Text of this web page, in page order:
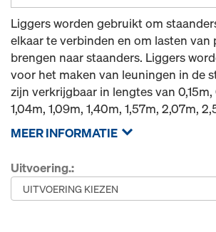
Liggers worden gebruikt om
elkaar te verbinden en om lasten
brengen naar staanders. Liggers
voor het maken van leuningen in de
zijn verkrijgbaar in lengtes van
1,04m, 1,09m, 1,40m, 1,57m, 2,07m,
MEER INFORMATIE
Uitvoering.: